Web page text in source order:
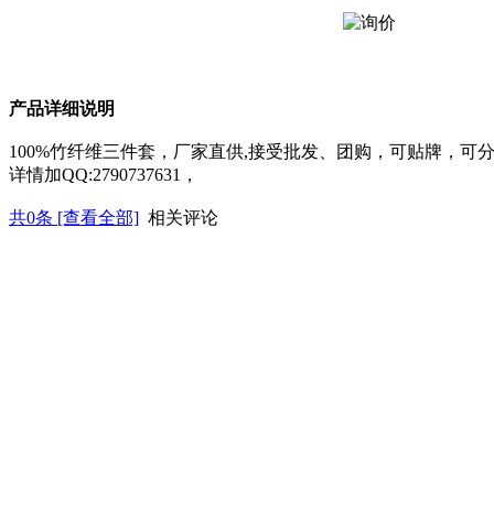
产品详细说明
100%竹纤维三件套，厂家直供,接受批发、团购，可贴牌，可
详情加QQ:2790737631，
共0条 [查看全部] 相关评论